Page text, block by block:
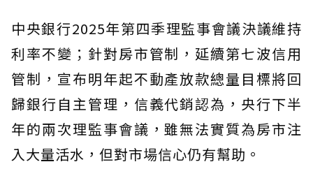
中央銀行2025年第四季理監事會議決議維持
利率不變；針對房市管制，延續第七波信用
管制，宣布明年起不動產放款總量目標將回
歸銀行自主管理，信義代銷認為，央行下半
年的兩次理監事會議，雖無法實質為房市注
入大量活水，但對市場信心仍有幫助。